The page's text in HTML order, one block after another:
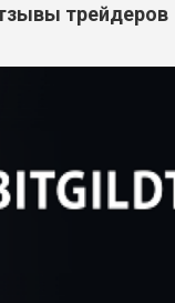
трейдеров